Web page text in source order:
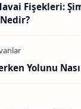
Fişekleri:
Nedir?
Yolunu